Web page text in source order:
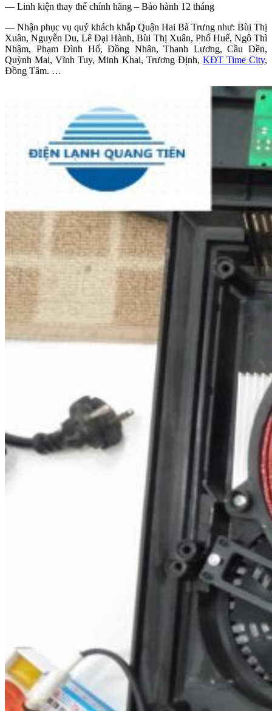
— Linh kiện thay thế chính hãng – Bảo hành 12 tháng
— Nhận phục vụ quý khách khắp Quận Hai Bà Trưng như: Bùi Thị
Xuân, Nguyễn Du, Lê Đại Hành, Bùi Thị Xuân, Phố Huế, Ngô Thì
Nhậm, Phạm Đình Hổ, Đồng Nhân, Thanh Lương, Cầu Dền,
Quỳnh Mai, Vĩnh Tuy, Minh Khai, Trương Định, KĐT Time City,
Đồng Tâm. …